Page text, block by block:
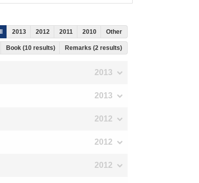
2013 2012 2011 2010 Other
Book (10 results) Remarks (2 results)
2013
2013
2012
2012
2012